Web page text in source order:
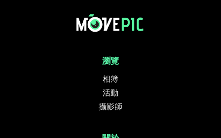
瀏覽
相簿
活動
攝影師